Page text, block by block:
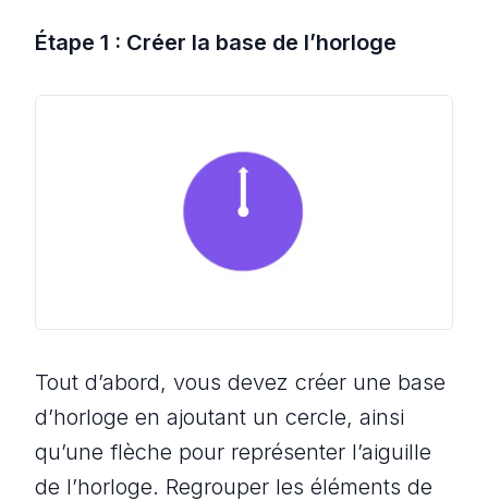
Étape 1 : Créer la base de l’horloge
Tout d’abord, vous devez créer une base
d’horloge en ajoutant un cercle, ainsi
qu’une flèche pour représenter l’aiguille
de l’horloge. Regrouper les éléments de